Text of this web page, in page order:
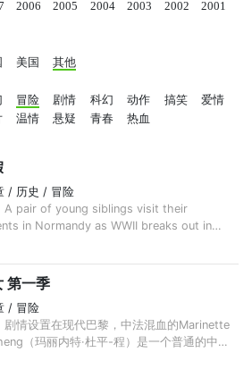
2006 2005 2004 2003 2002
2001
美国 其他
冒险 剧情 科幻 动作 搞笑
爱情
温情 悬疑 青春 热血
/ 历史 / 冒险
A pair of young siblings visit their
in Normandy as WWII breaks out in
第一季
/ 冒险
剧情设置在现代巴黎，中法混血的Marinette
（玛丽内特·杜平-程）是一个普通的中学